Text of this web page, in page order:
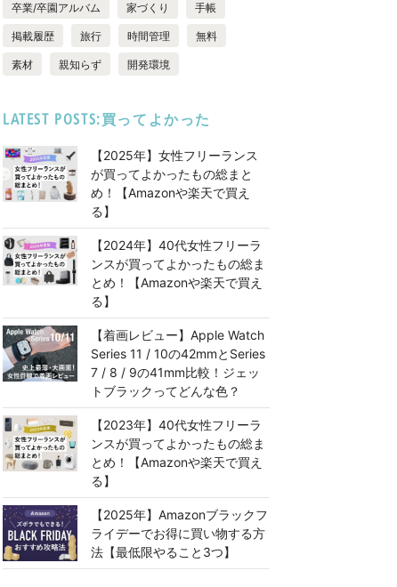
卒業/卒園アルバム 家づくり 手帳
掲載履歴 旅行 時間管理 無料
素材 親知らず 開発環境
LATEST POSTS:買ってよかった
【2025年】女性フリーランス
が買ってよかったもの総まと
め！【Amazonや楽天で買え
る】
【2024年】40代女性フリーラ
ンスが買ってよかったもの総ま
とめ！【Amazonや楽天で買え
る】
【着画レビュー】Apple Watch
Series 11 / 10の42mmとSeries
7 / 8 / 9の41mm比較！ジェッ
トブラックってどんな色？
【2023年】40代女性フリーラ
ンスが買ってよかったもの総ま
とめ！【Amazonや楽天で買え
る】
【2025年】Amazonブラックフ
ライデーでお得に買い物する方
法【最低限やること3つ】